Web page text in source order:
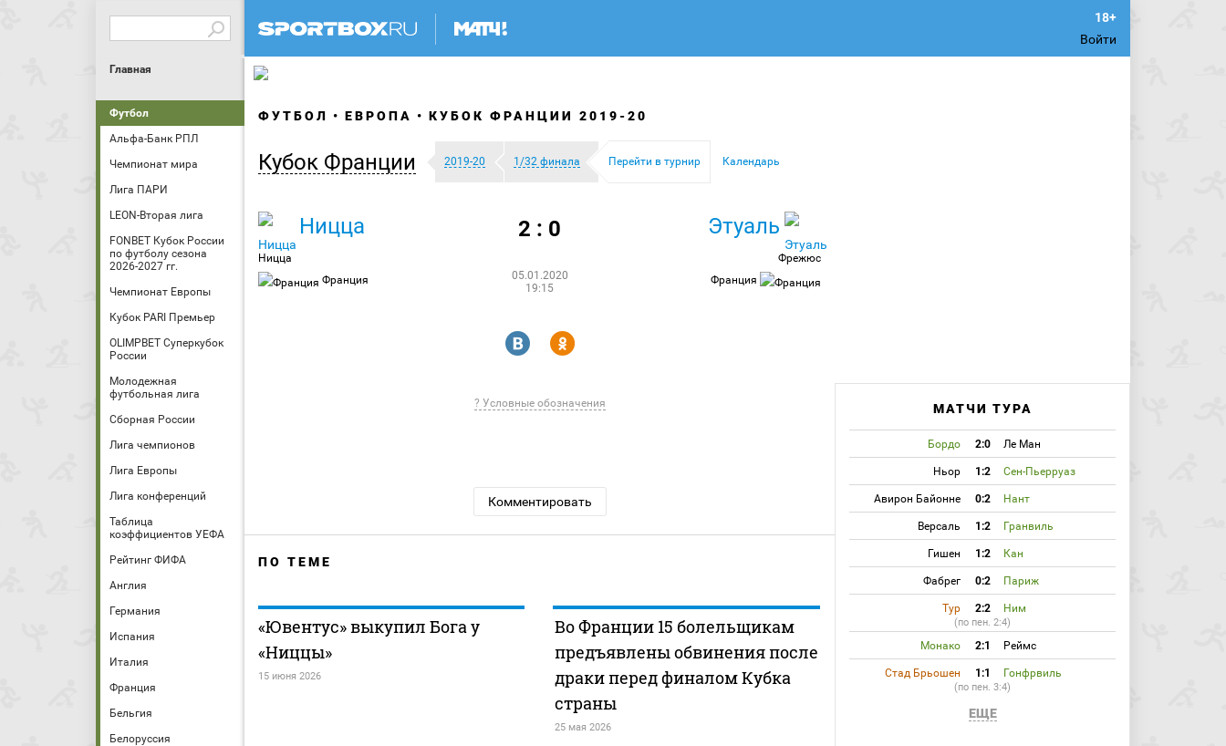
Войти
Главная
Футбол
Альфа-Банк РПЛ
Чемпионат мира
Лига ПАРИ
LEON-Вторая лига
FONBET Кубок России
по футболу сезона
2026-2027 гг.
Чемпионат Европы
Кубок PARI Премьер
OLIMPBET Суперкубок
России
Молодежная
футбольная лига
Сборная России
Лига чемпионов
Лига Европы
Лига конференций
Таблица
коэффициентов УЕФА
Рейтинг ФИФА
Англия
Германия
Испания
Италия
Франция
Бельгия
Белоруссия
ФУТБОЛ ЕВРОПА КУБОК ФРАНЦИИ 2019-20
Кубок Франции 2019-20 1/32 финала Перейти в турнир Календарь
Ницца
Ницца
Франция
2 : 0
05.01.2020
19:15
Этуаль
Фрежюс
Франция
R Y
? Условные обозначения
Комментировать
ПО ТЕМЕ
«Ювентус» выкупил Бога у
«Ниццы»
15 июня 2026
Во Франции 15 болельщикам
предъявлены обвинения после
драки перед финалом Кубка
страны
25 мая 2026
МАТЧИ ТУРА
Бордо 2:0 Ле Ман
Ньор 1:2 Сен-Пьерруаз
Авирон Байонне 0:2 Нант
Версаль 1:2 Гранвиль
Гишен 1:2 Кан
Фабрег 0:2 Париж
Тур 2:2 Ним
(по пен. 2:4)
Монако 2:1 Реймс
Стад Брьошен 1:1 Гонфрвиль
(по пен. 3:4)
ЕЩЕ